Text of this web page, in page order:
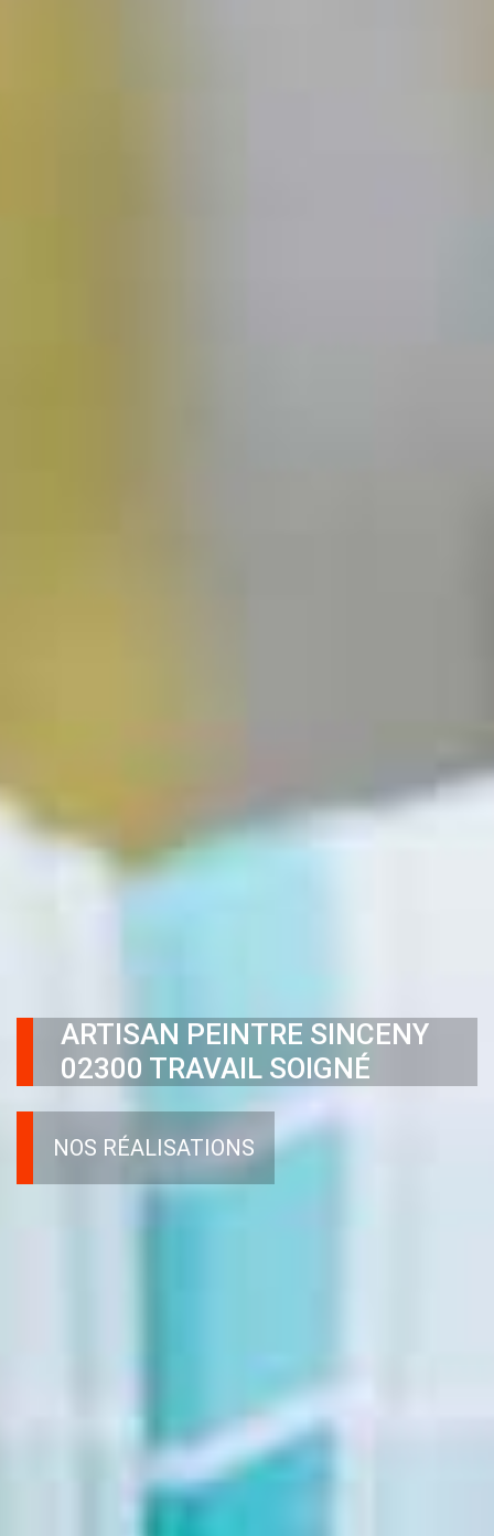
ARTISAN PEINTRE SINCENY
02300 TRAVAIL SOIGNÉ
NOS RÉALISATIONS